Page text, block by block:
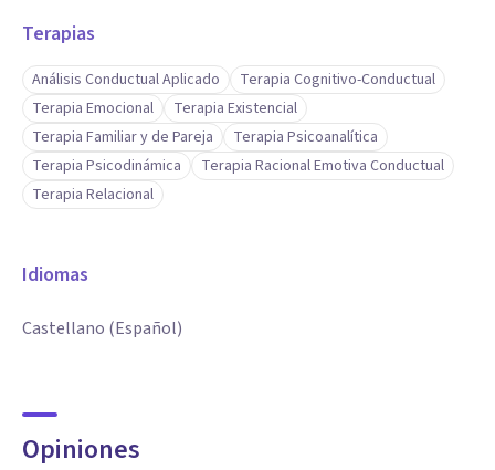
Terapias
Análisis Conductual Aplicado
Terapia Cognitivo-Conductual
Terapia Emocional
Terapia Existencial
Terapia Familiar y de Pareja
Terapia Psicoanalítica
Terapia Psicodinámica
Terapia Racional Emotiva Conductual
Terapia Relacional
Idiomas
Castellano (Español)
Opiniones